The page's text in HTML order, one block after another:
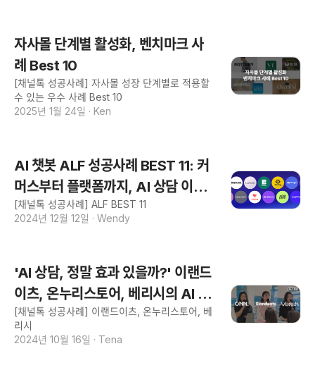
자사몰 단계별 활성화, 벤치마크 사
례 Best 10
[채널톡 성공사례] 자사몰 성장 단계별로 적용할
수 있는 우수 사례 Best 10
2025년 1월 24일 · Ken
AI 챗봇 ALF 성공사례 BEST 11: 커
머스부터 플랫폼까지, AI 상담 이게
되네?
[채널톡 성공사례] ALF BEST 11
2024년 12월 12일 · Wendy
'AI 상담, 정말 효과 있을까?' 이랜드
이츠, 온누리스토어, 베리시의 AI 성
공사례
[채널톡 성공사례] 이랜드이츠, 온누리스토어, 베
리시
2024년 10월 16일 · Tena